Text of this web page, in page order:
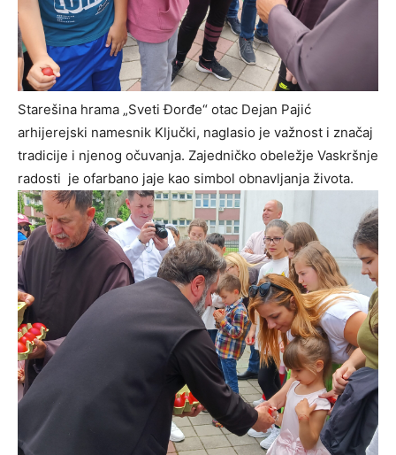
Starešina hrama „Sveti Đorđe“ otac Dejan Pajić
arhijerejski namesnik Ključki, naglasio je važnost i značaj
tradicije i njenog očuvanja. Zajedničko obeležje Vaskršnje
radosti je ofarbano jaje kao simbol obnavljanja života.